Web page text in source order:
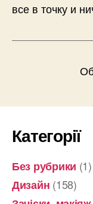
все в точку и
Категорії
Без рубрики (1)
Дизайн (158)